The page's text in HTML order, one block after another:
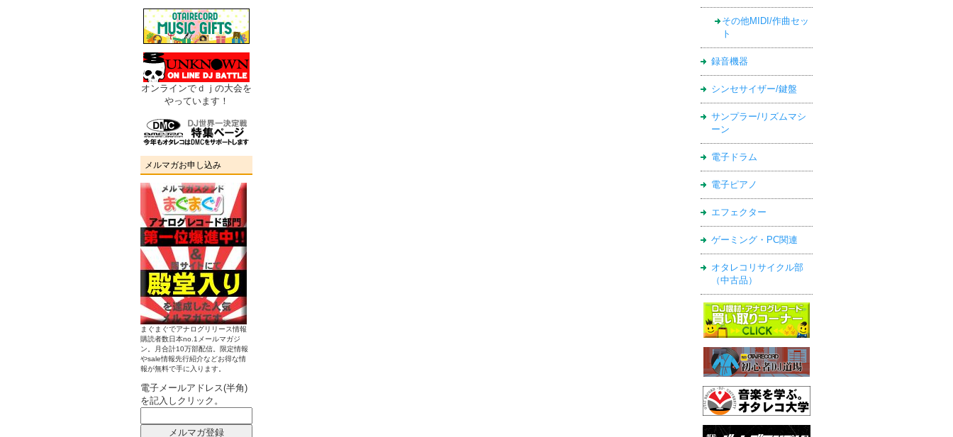
オンラインでｄｊの大会を
やっています！
メルマガお申し込み
まぐまぐでアナログリリース情報
購読者数日本no.1メールマガジ
ン。月合計10万部配信。限定情報
やsale情報先行紹介などお得な情
報が無料で手に入ります。
電子メールアドレス(半角)
を記入しクリック。
その他MIDI/作曲セッ
ト
録音機器
シンセサイザー/鍵盤
サンプラー/リズムマシ
ーン
電子ドラム
電子ピアノ
エフェクター
ゲーミング・PC関連
オタレコリサイクル部
（中古品）